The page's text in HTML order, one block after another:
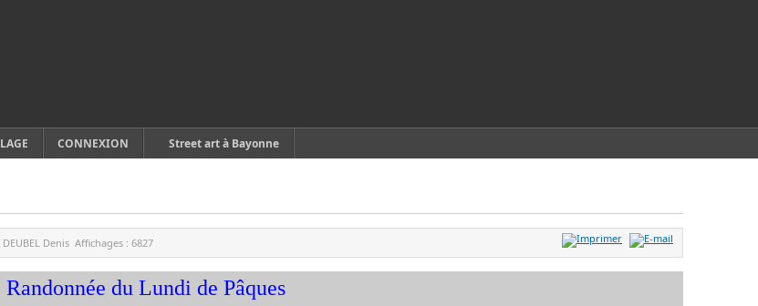
CONNEXION Street art à Bayonne
DEUBEL Denis Affichages : 6827
Randonnée du Lundi de Pâques